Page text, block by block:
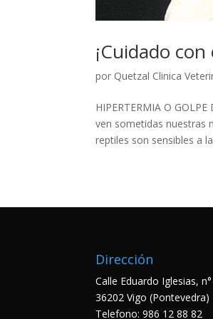
¡Cuidado
por Quetzal Clinica
HIPERTERMIA O
ven sometidas nuestras
reptiles son sensibles a
Dirección
Calle Eduardo Iglesias,
36202 Vigo (Pontevedra)
Telefono:986 12 88 82